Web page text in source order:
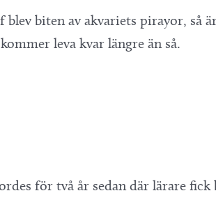
biten av akvariets pirayor, så
leva kvar längre än så.
för två år sedan där lärare fick